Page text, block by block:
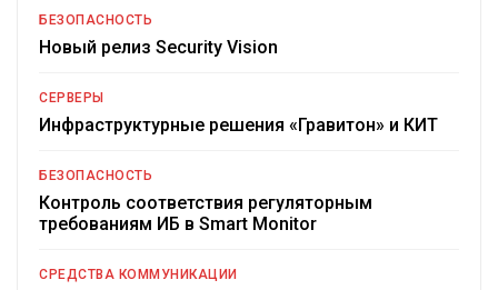
БЕЗОПАСНОСТЬ
Новый релиз Security Vision
СЕРВЕРЫ
Инфраструктурные решения «Гравитон» и КИТ
БЕЗОПАСНОСТЬ
Контроль соответствия регуляторным
требованиям ИБ в Smart Monitor
СРЕДСТВА КОММУНИКАЦИИ